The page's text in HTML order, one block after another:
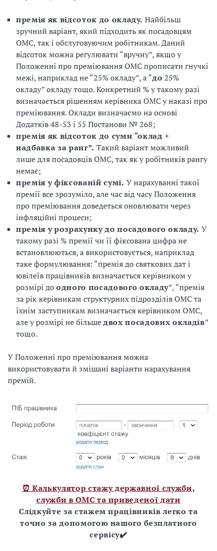
премія як відсоток до окладу. Найбільш
зручний варіант, який підходить як посадовцям
ОМС, так і обслуговуючим робітникам. Даний
відсоток можна регулювати “вручну”, якщо у
Положенні про преміювання ОМС прописати гнучкі
межі, наприклад не “25% окладу”, а “до 25%
окладу” окладу тощо. Конкретний % у такому разі
визначається рішенням керівника ОМС у наказі про
преміювання. Оклади визначаємо на основі
Додатків 48-53 і 55 Постанови № 268;
премія як відсоток до суми “оклад +
надбавка за ранг”. Такий варіант можливий
лише для посадовців ОМС, так як у робітників рангу
немає;
премія у фіксованій сумі. У нарахуванні такої
премії все зрозуміло, але час від часу Положення
про преміювання доведеться оновлювати через
інфляційні процеси;
премія у розрахунку до посадового окладу. У
такому разі % премії чи її фіксована цифра не
встановлюються, а використовується, наприклад
таке формулювання: “премія до святкових дат і
ювілеїв працівників визначається керівником у
розмірі доодного посадового окладу”, “премія
за рік керівникам структурних підрозділів ОМС та
їхнім заступникам визначається керівником ОМС,
але у розмірі не більшедвох посадових окладів”
тощо.
У Положенні про преміювання можна
використовувати й змішані варіанти нарахування
премій.
⏰ Калькулятор стажу державної служби,
служби в ОМС та приведеної дати
Слідкуйте за стажем працівників легко та
точно за допомогою нашого безплатного
сервісу✔️